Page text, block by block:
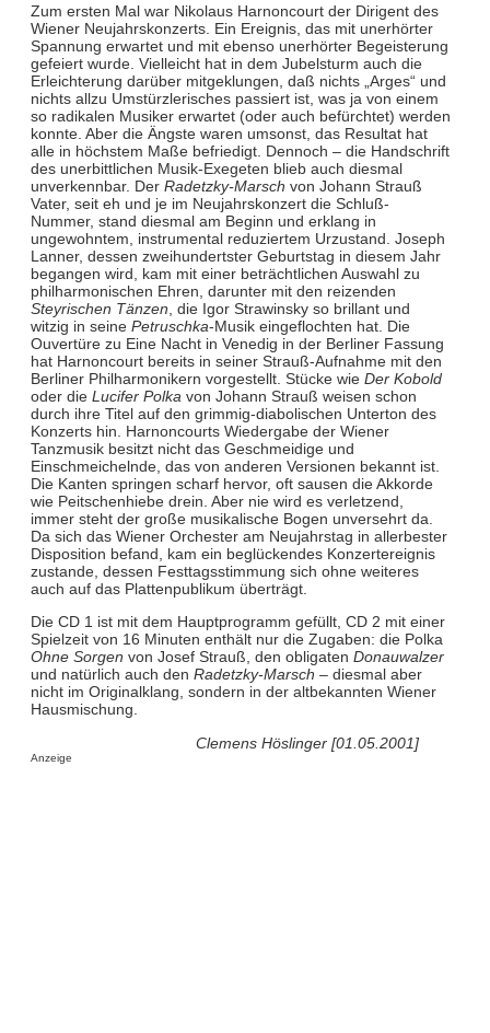
Zum ersten Mal war Nikolaus Harnoncourt der Dirigent des
Wiener Neujahrskonzerts. Ein Ereignis, das mit unerhörter
Spannung erwartet und mit ebenso unerhörter Begeisterung
gefeiert wurde. Vielleicht hat in dem Jubelsturm auch die
Erleichterung darüber mitgeklungen, daß nichts „Arges“ und
nichts allzu Umstürzlerisches passiert ist, was ja von einem
so radikalen Musiker erwartet (oder auch befürchtet) werden
konnte. Aber die Ängste waren umsonst, das Resultat hat
alle in höchstem Maße befriedigt. Dennoch – die Handschrift
des unerbittlichen Musik-Exegeten blieb auch diesmal
unverkennbar. Der Radetzky-Marsch von Johann Strauß
Vater, seit eh und je im Neujahrskonzert die Schluß-
Nummer, stand diesmal am Beginn und erklang in
ungewohntem, instrumental reduziertem Urzustand. Joseph
Lanner, dessen zweihundertster Geburtstag in diesem Jahr
begangen wird, kam mit einer beträchtlichen Auswahl zu
philharmonischen Ehren, darunter mit den reizenden
Steyrischen Tänzen , die Igor Strawinsky so brillant und
witzig in seine Petruschka-Musik eingeflochten hat. Die
Ouvertüre zu Eine Nacht in Venedig in der Berliner Fassung
hat Harnoncourt bereits in seiner Strauß-Aufnahme mit den
Berliner Philharmonikern vorgestellt. Stücke wie Der Kobold
oder die Lucifer Polka von Johann Strauß weisen schon
durch ihre Titel auf den grimmig-diabolischen Unterton des
Konzerts hin. Harnoncourts Wiedergabe der Wiener
Tanzmusik besitzt nicht das Geschmeidige und
Einschmeichelnde, das von anderen Versionen bekannt ist.
Die Kanten springen scharf hervor, oft sausen die Akkorde
wie Peitschenhiebe drein. Aber nie wird es verletzend,
immer steht der große musikalische Bogen unversehrt da.
Da sich das Wiener Orchester am Neujahrstag in allerbester
Disposition befand, kam ein beglückendes Konzertereignis
zustande, dessen Festtagsstimmung sich ohne weiteres
auch auf das Plattenpublikum überträgt.
Die CD 1 ist mit dem Hauptprogramm gefüllt, CD 2 mit einer
Spielzeit von 16 Minuten enthält nur die Zugaben: die Polka
Ohne Sorgen von Josef Strauß, den obligaten Donauwalzer
und natürlich auch den Radetzky-Marsch – diesmal aber
nicht im Originalklang, sondern in der altbekannten Wiener
Hausmischung.
Clemens Höslinger [01.05.2001]
Anzeige